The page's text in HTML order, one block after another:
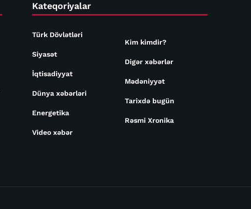
Kateqoriyalar
Türk Dövlətləri
Siyasət
İqtisadiyyat
Dünya xəbərləri
Energetika
Video xəbər
Kim kimdir?
Digər xəbərlər
Mədəniyyət
Tarixdə bugün
Rəsmi Xronika